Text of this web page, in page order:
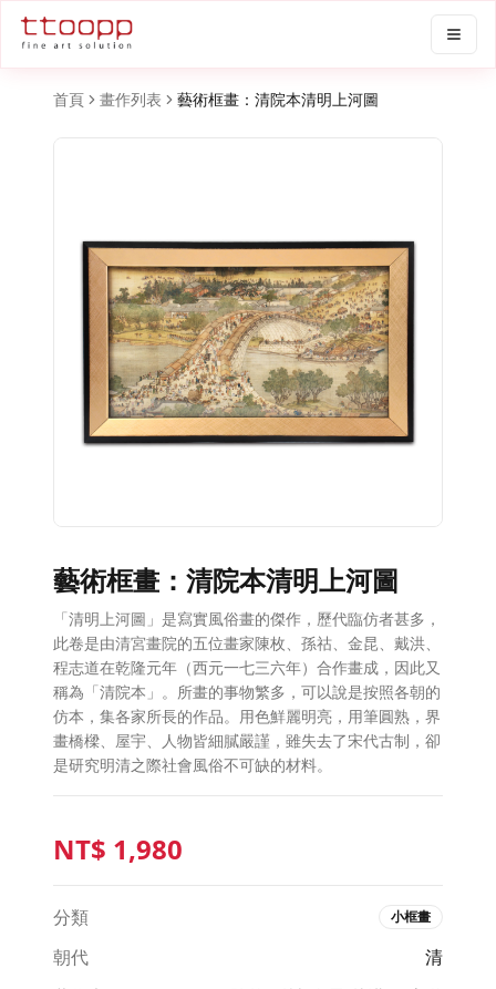
首頁 畫作列表 藝術框畫：清院本清明上河圖
藝術框畫：清院本清明上河圖
「清明上河圖」是寫實風俗畫的傑作，歷代臨仿者甚多，
此卷是由清宮畫院的五位畫家陳枚、孫祜、金昆、戴洪、
程志道在乾隆元年（西元一七三六年）合作畫成，因此又
稱為「清院本」。所畫的事物繁多，可以說是按照各朝的
仿本，集各家所長的作品。用色鮮麗明亮，用筆圓熟，界
畫橋樑、屋宇、人物皆細膩嚴謹，雖失去了宋代古制，卻
是研究明清之際社會風俗不可缺的材料。
NT$ 1,980
分類 小框畫
朝代
清